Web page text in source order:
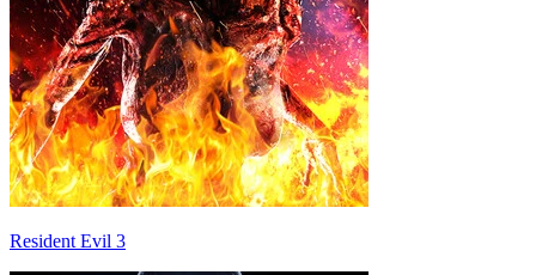
Resident Evil 3